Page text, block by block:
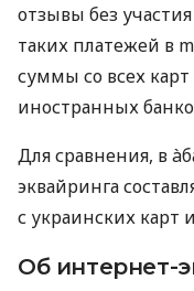
отзывы без
таких платежей в
суммы со всех карт
иностранных
Для сравнения, в
эквайринга
с украинских карт
Об интернет-